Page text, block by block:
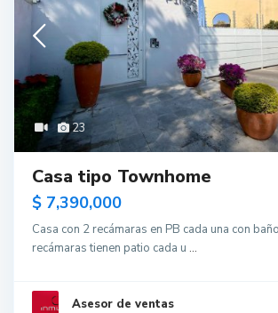
23
Casa tipo Townhome
$ 7,390,000
Casa con 2 recámaras en PB cada una con
recámaras tienen patio cada u ...
Asesor de ventas